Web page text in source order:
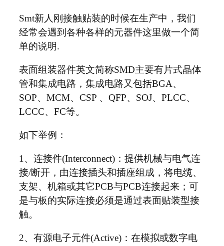
Smt新人刚接触贴装的时候在生产中，我们
经常会遇到各种各样的元器件这里做一个简
单的说明.
表面组装器件英文简称SMD主要有片式晶体
管和集成电路，集成电路又包括BGA、
SOP、MCM、CSP 、QFP、SOJ、PLCC、
LCCC、FC等。
如下举例：
1、连接件(Interconnect)：提供机械与电气连
接/断开，由连接插头和插座组成，将电缆、
支架、机箱或其它PCB与PCB连接起来；可
是与板的实际连接必须是通过表面贴装型接
触。
2、有源电子元件(Active)：在模拟或数字电